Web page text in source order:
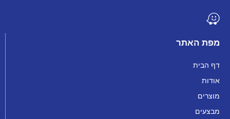
מפת האתר
דף הבית
אודות
מוצרים
מבצעים